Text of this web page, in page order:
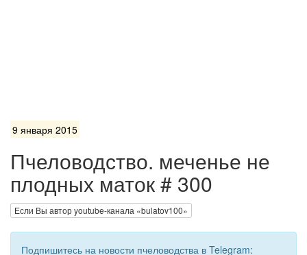
9 января 2015
Пчеловодство. меченье не
плодных маток # 300
Если Вы автор youtube-канала «bulatov100»
Подпишитесь на новости пчеловодства в Telegram: